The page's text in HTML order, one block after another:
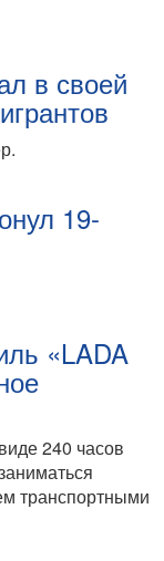
в своей
19-
«LADA
240 часов
транспортными